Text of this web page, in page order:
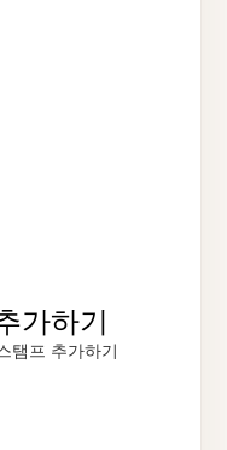
가하기
탬프 추가하기